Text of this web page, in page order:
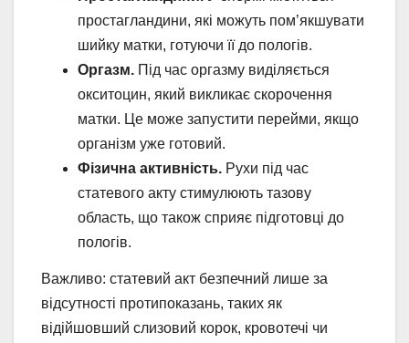
простагландини, які можуть пом’якшувати
шийку матки, готуючи її до пологів.
Оргазм. Під час оргазму виділяється
окситоцин, який викликає скорочення
матки. Це може запустити перейми, якщо
організм уже готовий.
Фізична активність. Рухи під час
статевого акту стимулюють тазову
область, що також сприяє підготовці до
пологів.
Важливо: статевий акт безпечний лише за
відсутності протипоказань, таких як
відійшовший слизовий корок, кровотечі чи